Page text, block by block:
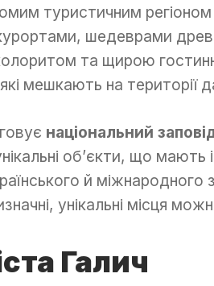
туристичним
шедеврами
та щирою
мешкають на території
національний
об’єкти, що мають
й
унікальні місця
Галич